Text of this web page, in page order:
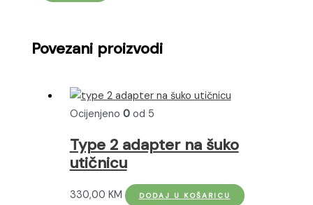
Povezani proizvodi
Ocijenjeno 0od 5
Type 2 adapter na šuko
utičnicu
330,00 KM DODAJ U KOŠARICU